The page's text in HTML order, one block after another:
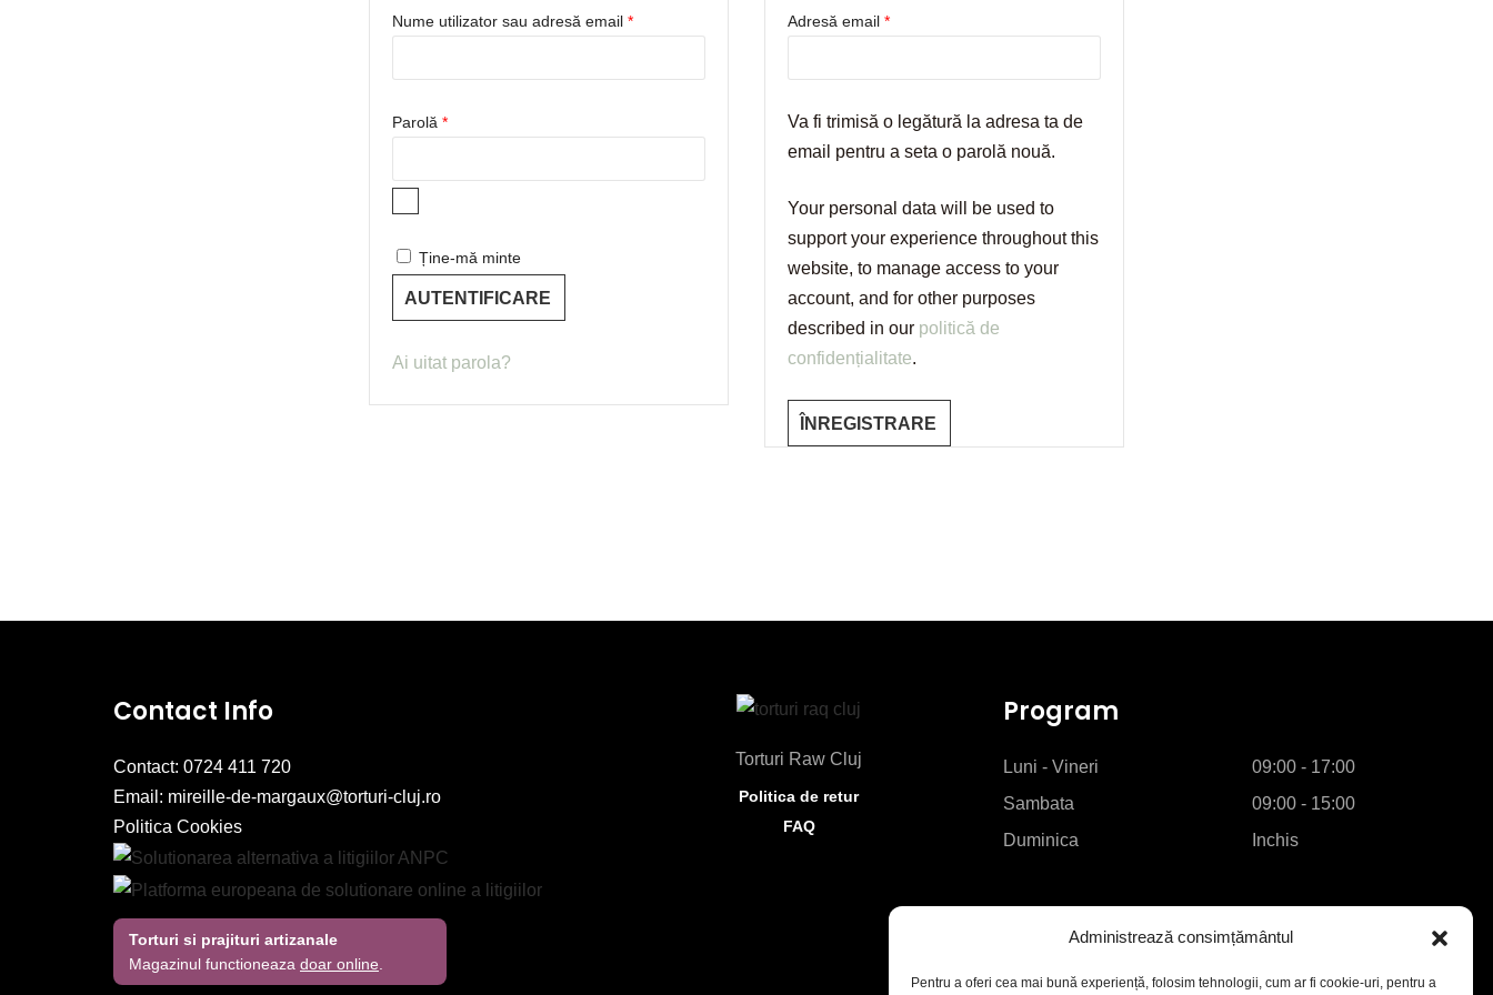
Administrează consimțământul
Pentru a oferi cea mai bună experiență, folosim tehnologii, cum ar fi cookie-uri, pentru a
Nume utilizator sau adresă email *Obligatoriu
Parolă *Obligatoriu
Ține-mă minte
AUTENTIFICARE
Ai uitat parola?
Adresă email *Obligatoriu
Va fi trimisă o legătură la adresa ta de
email pentru a seta o parolă nouă.
Your personal data will be used to
support your experience throughout this
website, to manage access to your
account, and for other purposes
described in our politică de
confidențialitate.
ÎNREGISTRARE
Contact Info
Contact: 0724 411 720
Email: mireille-de-margaux@torturi-cluj.ro
Politica Cookies
Torturi si prajituri artizanale
Magazinul functioneaza doar online
Torturi Raw Cluj
Politica de retur
FAQ
Program
Luni - Vineri
09:00 - 17:00
Sambata
09:00 - 15:00
Duminica
Inchis